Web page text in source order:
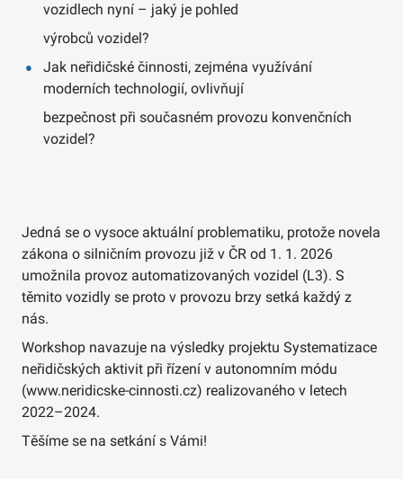
vozidlech nyní – jaký je pohled
výrobců vozidel?
Jak neřidičské činnosti, zejména využívání
moderních technologií, ovlivňují
bezpečnost při současném provozu konvenčních
vozidel?
Jedná se o vysoce aktuální problematiku, protože novela
zákona o silničním provozu již v ČR od 1. 1. 2026
umožnila provoz automatizovaných vozidel (L3). S
těmito vozidly se proto v provozu brzy setká každý z
nás.
Workshop navazuje na výsledky projektu Systematizace
neřidičských aktivit při řízení v autonomním módu
(www.neridicske-cinnosti.cz) realizovaného v letech
2022–2024.
Těšíme se na setkání s Vámi!